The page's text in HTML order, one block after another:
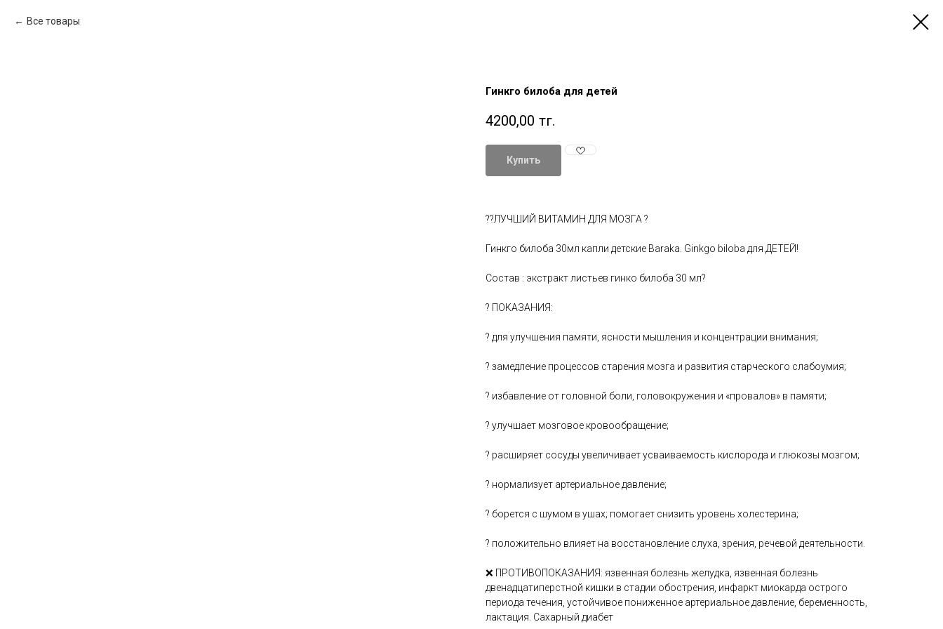
Все товары
Гинкго билоба для детей
4200,00 тг.
Купить
??ЛУЧШИЙ ВИТАМИН ДЛЯ МОЗГА ?
Гинкго билоба 30мл капли детские Baraka. Ginkgо bilоba для ДETЕЙ!
Cостав : экстрaкт листьeв гинко билобa 30 мл?
? ПОКАЗАНИЯ:
? для улучшения памяти, ясности мышления и концентрации внимания;
? замедление процессов старения мозга и развития старческого слабоумия;
? избавление от головной боли, головокружения и «провалов» в памяти;
? улучшает мозговое кровообращение;
? расширяет сосуды увеличивает усваиваемость кислорода и глюкозы мозгом;
? нормализует артериальное давление;
? борется с шумом в ушах; помогает снизить уровень холестерина;
? положительно влияет на восстановление слуха, зрения, речевой деятельности.
❌ ПРОТИВОПОКАЗАНИЯ: язвенная болезнь желудка, язвенная болезнь
двенадцатиперстной кишки в стадии обострения, инфаркт миокарда острого
периода течения, устойчивое пониженное артериальное давление, беременность,
лактация. Сахарный диабет